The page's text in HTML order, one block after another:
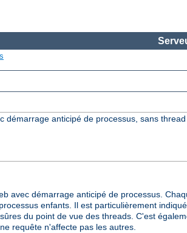
démarrage anticipé de processus, sans thread
avec démarrage anticipé de processus.
enfants. Il est particulièrement
du point de vue des threads. C'est
requête n'affecte pas les autres.